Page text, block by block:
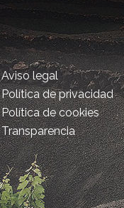
Aviso legal
Política de privacidad
Política de cookies
Transparencia